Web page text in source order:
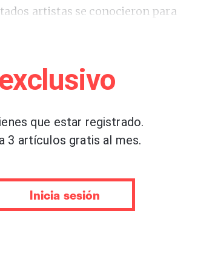
artistas se conocieron para
y Ovidio, nacidos en julio de
clave en la construcción de
Este gesto no es casualidad y
en torno a un concepto que bebe
que estar registrado.
3 artículos gratis al mes.
Inicia sesión